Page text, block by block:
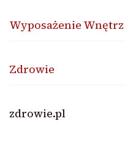
Wyposażenie Wnętrz
Zdrowie
zdrowie.pl